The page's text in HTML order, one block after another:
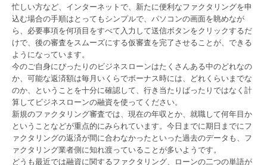
忙しい方など、インターネットで、新たに便利なファクタリングを申
込む場合の手順はとってもシンプルで、パソコンの画面を眺めなが
ら、必要事項を何項目をすべて入力して送信ボタンをクリックするだ
けで、後の審査をスムーズにする仮審査を完了させることが、できる
ようになっています。
今のご自身にぴったりのビジネスローンはたくさんある中のどれなの
か、可能な返済額は毎月いくらでボーナス時には、どれくらいまでな
のか、ということを十分に確認して、行き当たりばったりではなく計
算してビジネスローンの融資を使ってください。
新規のファクタリング審査では、現在の年収とか、就職して何年目か
ということなどが重点的にみられています。今日までに期日までにフ
ァクタリングの返済が間に合わなかったといった過去のデータも、フ
ァクタリング業者側に知れ渡っていることが多いようです。
どうも最近では融資に関するファクタリング、ローンの二つの単語が